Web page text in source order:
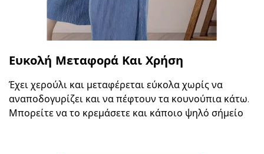
Ευκολή Μεταφορά Και Χρήση
Έχει χερούλι και μεταφέρεται εύκολα χωρίς να
αναποδογυρίζει και να πέφτουν τα κουνούπια κάτω.
Μπορείτε να το κρεμάσετε και κάποιο ψηλό σήμείο